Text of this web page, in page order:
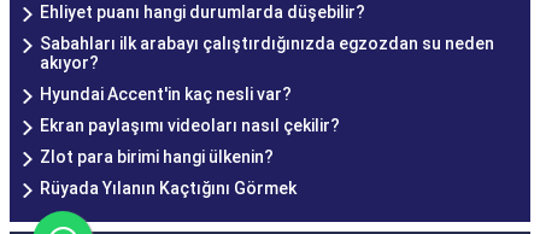
Ehliyet puanı hangi durumlarda düşebilir?
Sabahları ilk arabayı çalıştırdığınızda egzozdan su neden
akıyor?
Hyundai Accent'in kaç nesli var?
Ekran paylaşımı videoları nasıl çekilir?
Zlot para birimi hangi ülkenin?
Rüyada Yılanın Kaçtığını Görmek